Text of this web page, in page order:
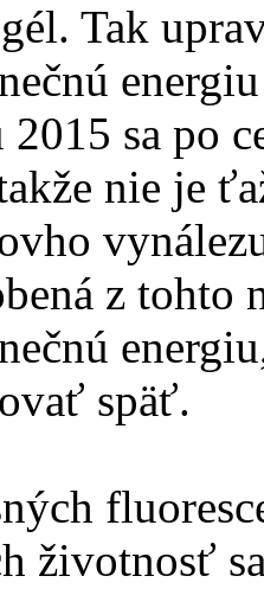
Tak
2015 sa po
nie je
z tohto
späť.
životnosť